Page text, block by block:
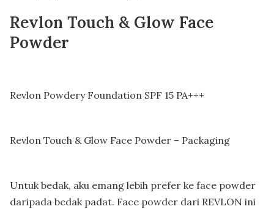
Revlon Touch & Glow Face
Powder
Revlon Powdery Foundation SPF 15 PA+++
Revlon Touch & Glow Face Powder – Packaging
Untuk bedak, aku emang lebih prefer ke face powder
daripada bedak padat. Face powder dari REVLON ini